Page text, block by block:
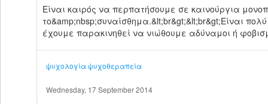
Είναι καιρός να περπατήσουμε σε καινούργια
το&amp;nbsp;συναίσθημα.&lt;br&gt;&lt;br&gt;Είναι
έχουμε παρακινηθεί να νιώθουμε αδύναμοι ή
ψυχολογίαψυχοθεραπεία
Wednesday, 17 September 2014